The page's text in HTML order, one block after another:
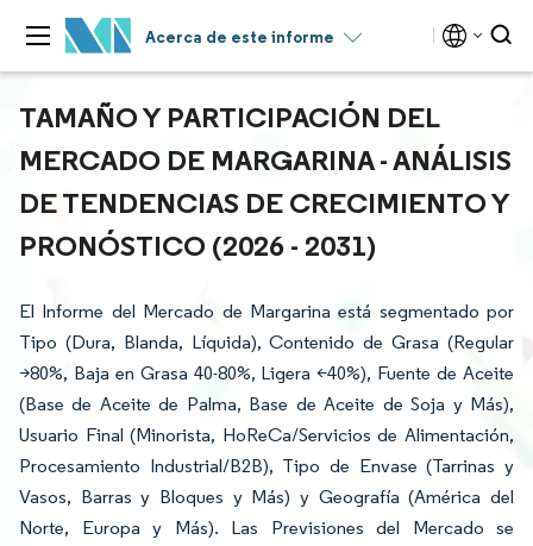
Acerca de este informe
TAMAÑO Y PARTICIPACIÓN DEL
MERCADO DE MARGARINA - ANÁLISIS
DE TENDENCIAS DE CRECIMIENTO Y
PRONÓSTICO (2026 - 2031)
El Informe del Mercado de Margarina está segmentado por
Tipo (Dura, Blanda, Líquida), Contenido de Grasa (Regular
>80%, Baja en Grasa 40-80%, Ligera <40%), Fuente de Aceite
(Base de Aceite de Palma, Base de Aceite de Soja y Más),
Usuario Final (Minorista, HoReCa/Servicios de Alimentación,
Procesamiento Industrial/B2B), Tipo de Envase (Tarrinas y
Vasos, Barras y Bloques y Más) y Geografía (América del
Norte, Europa y Más). Las Previsiones del Mercado se